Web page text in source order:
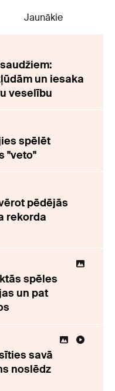
Jaunākie
un iesaka
veselību
spēlēt
"veto"
pēdējās
rekorda
spēles
un pat
savā
noslēdz